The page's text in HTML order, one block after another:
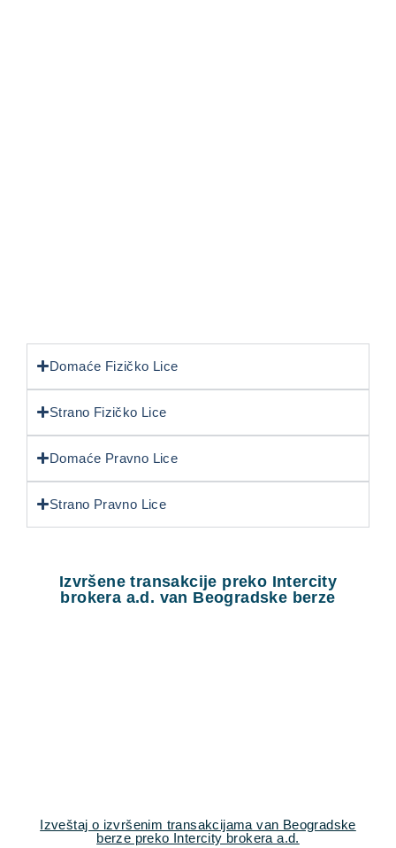
Domaće Fizičko Lice
Strano Fizičko Lice
Domaće Pravno Lice
Strano Pravno Lice
Izvršene transakcije preko Intercity
brokera a.d. van Beogradske berze
Izveštaj o izvršenim transakcijama van Beogradske
berze preko Intercity brokera a.d.